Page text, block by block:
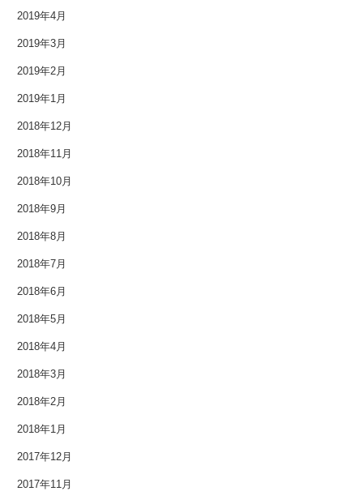
2019年4月
2019年3月
2019年2月
2019年1月
2018年12月
2018年11月
2018年10月
2018年9月
2018年8月
2018年7月
2018年6月
2018年5月
2018年4月
2018年3月
2018年2月
2018年1月
2017年12月
2017年11月